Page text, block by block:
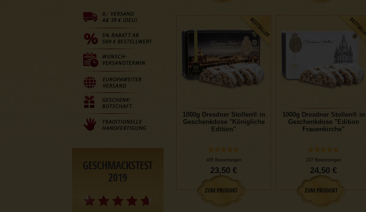
1000g Dresdner Stollen® in
Geschenkdose "Königliche
Edition"
485 Bewertungen
23,50 €
1000g Dresdner Stollen® in
Geschenkdose "Edition
Frauenkirche"
227 Bewertungen
24,50 €